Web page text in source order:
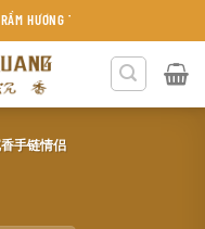
THIÊN QUANG KHÁNH HÒA
手链情侣